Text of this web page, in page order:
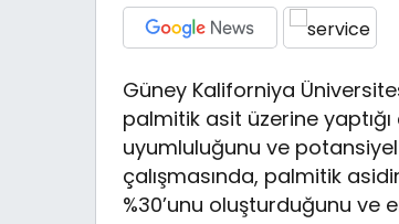
Güney Kaliforniya
palmitik asit üzerine
uyumluluğunu ve potansiyel
çalışmasında, palmitik
%30’unu oluşturduğunu ve